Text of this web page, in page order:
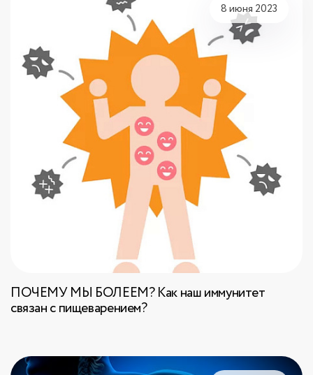
8 июня 2023
ПОЧЕМУ МЫ БОЛЕЕМ? Как наш иммунитет
связан с пищеварением?